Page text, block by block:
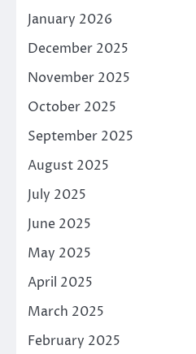
January 2026
December 2025
November 2025
October 2025
September 2025
August 2025
July 2025
June 2025
May 2025
April 2025
March 2025
February 2025